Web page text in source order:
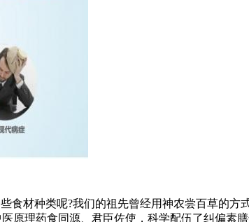
材种类呢?我们的祖先曾经用神农尝百草的方
理药食同源、君臣佐使，科学配伍了纠偏素膳